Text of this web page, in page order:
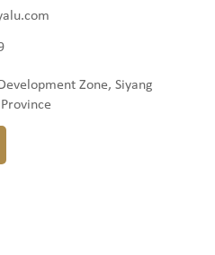
Zone, Siyang